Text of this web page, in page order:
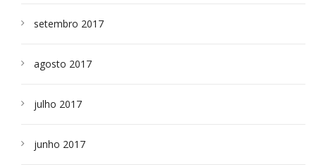
setembro 2017
agosto 2017
julho 2017
junho 2017